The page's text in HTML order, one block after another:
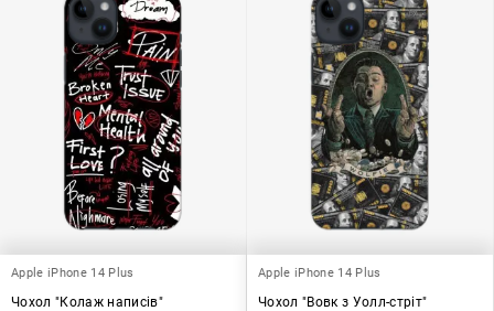
Apple iPhone 14 Plus
Чохол "Колаж написів"
Apple iPhone 14 Plus
Чохол "Вовк з Уолл-стріт"